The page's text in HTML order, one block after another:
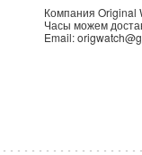
Компания Original
Часы можем
Email: